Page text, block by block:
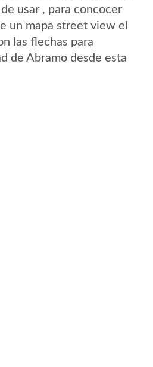
usar , para concocer
un mapa street view el
las flechas para
de Abramo desde esta